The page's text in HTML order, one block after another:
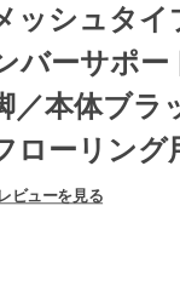
ッシュタイ
バーサポー
／本体ブラ
ローリング
レビューを見る